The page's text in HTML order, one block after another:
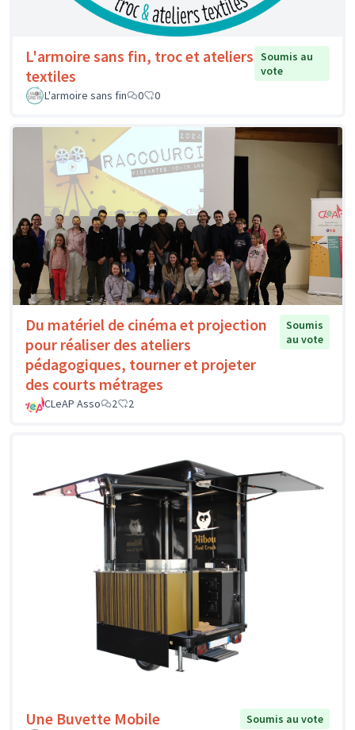
L'armoire sans fin, troc et ateliers
textiles
Soumis au
vote
L'armoire sans fin
0 0
Du matériel de cinéma et projection
pour réaliser des ateliers
pédagogiques, tourner et projeter
des courts métrages
Soumis
au vote
CLeAP Asso 2 2
Une Buvette Mobile
Soumis au vote